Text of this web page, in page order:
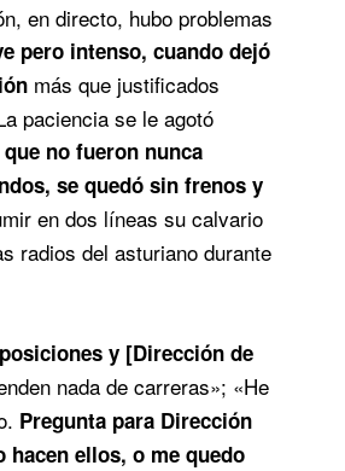
en directo, hubo problemas
pero intenso, cuando dejó
más que justificados
paciencia se le agotó
no fueron nunca
se quedó sin frenos y
en dos líneas su calvario
radios del asturiano durante
y [Dirección de
nada de carreras»; «He
Pregunta para Dirección
hacen ellos, o me quedo